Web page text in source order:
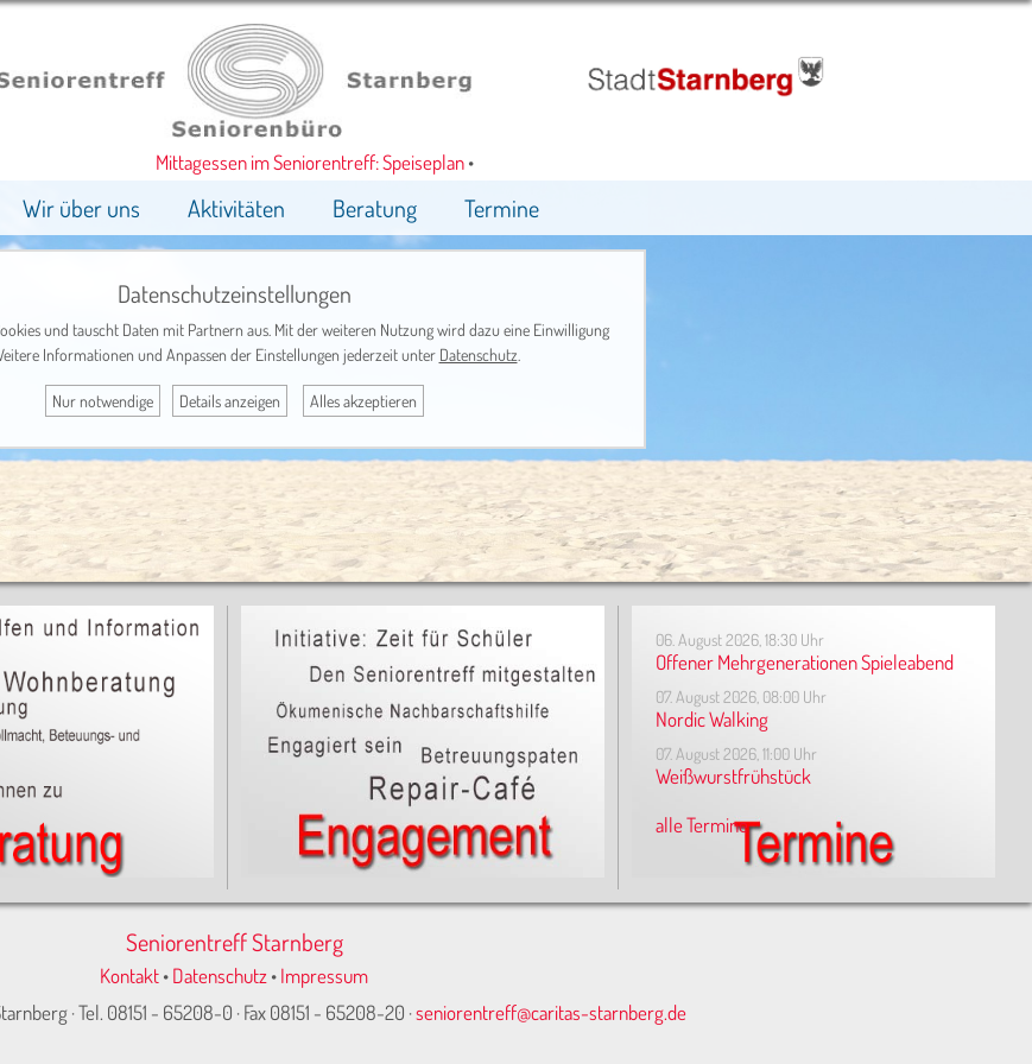
Mittagessen im Seniorentreff: Speiseplan•
Wir über uns Aktivitäten Beratung Termine
06. August 2026, 18:30 Uhr
Offener Mehrgenerationen Spieleabend
07. August 2026, 08:00 Uhr
Nordic Walking
07. August 2026, 11:00 Uhr
Weißwurstfrühstück
alle Termine
Seniorentreff Starnberg
Kontakt•Datenschutz•Impressum
· Tel. 08151 - 65208-0 · Fax 08151 - 65208-20 ·seniorentreff@caritas-starnberg.de
Datenschutzeinstellungen
und tauscht Daten mit Partnern aus. Mit der weiteren Nutzung wird dazu eine Einwilligung
Informationen und Anpassen der Einstellungen jederzeit unter Datenschutz
Nur notwendige Details anzeigen Alles akzeptieren